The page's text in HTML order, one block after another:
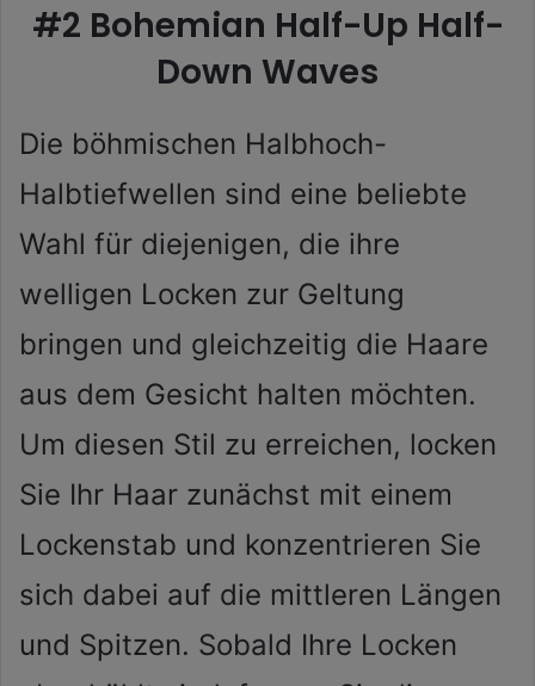
#2 Bohemian Half-Up Half-
Down Waves
Die böhmischen Halbhoch-
Halbtiefwellen sind eine beliebte
Wahl für diejenigen, die ihre
welligen Locken zur Geltung
bringen und gleichzeitig die Haare
aus dem Gesicht halten möchten.
Um diesen Stil zu erreichen, locken
Sie Ihr Haar zunächst mit einem
Lockenstab und konzentrieren Sie
sich dabei auf die mittleren Längen
und Spitzen. Sobald Ihre Locken